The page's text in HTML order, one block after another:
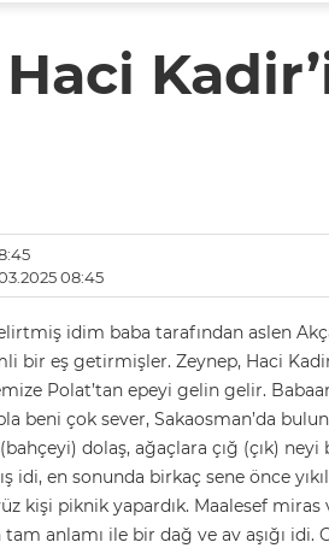
Haci
08:45
idim baba tarafından aslen
bir eş getirmişler. Zeynep, Haci
Polat’tan epeyi gelin gelir.
beni çok sever, Sakaosman’da
dolaş, ağaçlara çığ (çık)
idi, en sonunda birkaç sene önce
kişi piknik yapardık. Maalesef miras
tam anlamı ile bir dağ ve av aşığı